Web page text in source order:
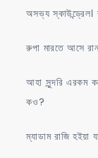
অসভ্য স্কাউন্ড্রেল।
রুপা মারতে আসে
আহা সুন্দরি এরকম
কও?
ম্যাডাম রাজি হইয়া